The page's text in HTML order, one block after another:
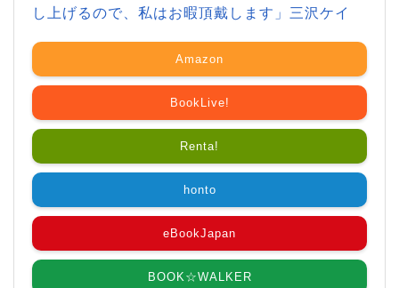
し上げるので、私はお暇頂戴します」三沢ケイ
Amazon
BookLive!
Renta!
honto
eBookJapan
BOOK☆WALKER